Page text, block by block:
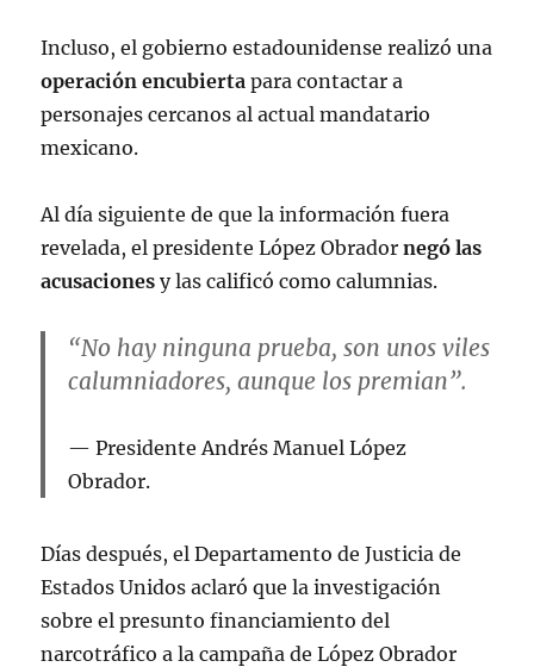
Incluso, el gobierno estadounidense realizó una
operación encubierta para contactar a
personajes cercanos al actual mandatario
mexicano.
Al día siguiente de que la información fuera
revelada, el presidente López Obrador negó las
acusaciones y las calificó como calumnias.
“No hay ninguna prueba, son unos viles
calumniadores, aunque los premian”.
Presidente Andrés Manuel López
Obrador.
Días después, el Departamento de Justicia de
Estados Unidos aclaró que la investigación
sobre el presunto financiamiento del
narcotráfico a la campaña de López Obrador